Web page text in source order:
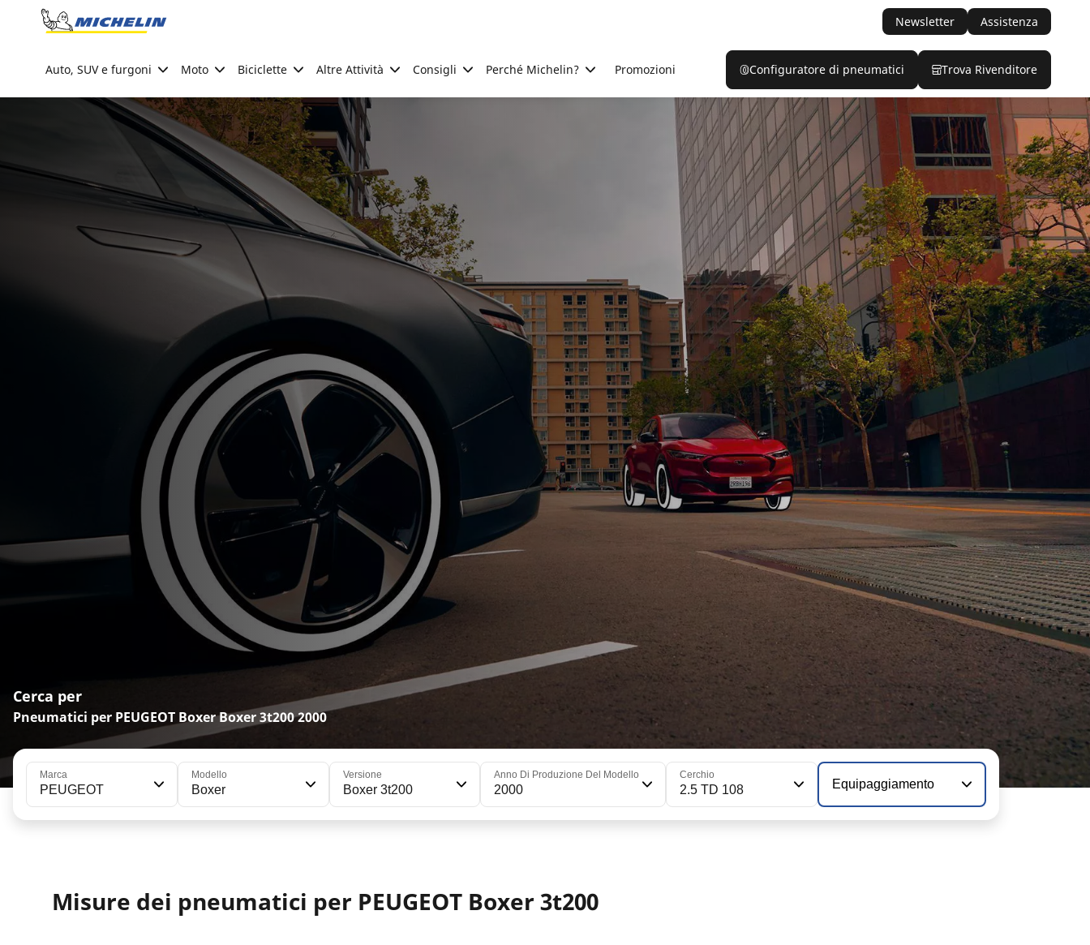
Go to page content
Newsletter Assistenza
Auto, SUV e furgoni Moto Biciclette Altre Attività Consigli Perché Michelin? Promozioni Configuratore di pneumatici Trova Rivenditore
Cerca per
Pneumatici per PEUGEOT Boxer Boxer 3t200 2000
Marca
PEUGEOT
Modello
Boxer
Versione
Boxer 3t200
Anno Di Produzione Del Modello
2000
Cerchio
2.5 TD 108 Equipaggiamento
Misure dei pneumatici per PEUGEOT Boxer 3t200